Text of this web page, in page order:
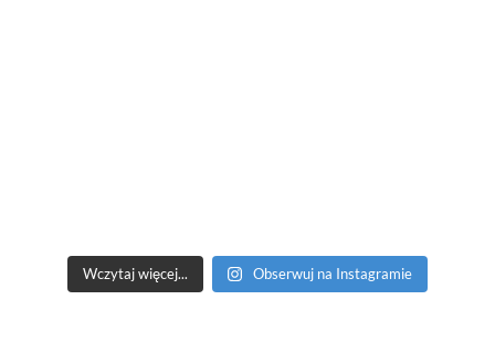
Wczytaj więcej... Obserwuj na Instagramie